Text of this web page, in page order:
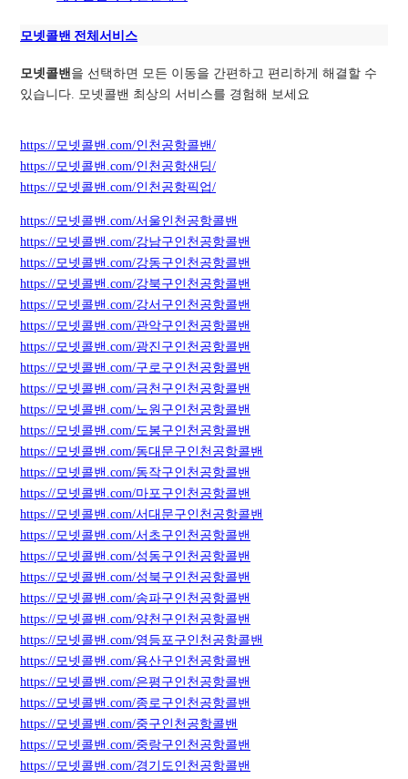
모넷콜밴 전체서비스
모넷콜밴을 선택하면 모든 이동을 간편하고 편리하게 해결할 수
있습니다. 모넷콜밴 최상의 서비스를 경험해 보세요
https://모넷콜밴.com/인천공항콜밴/
https://모넷콜밴.com/인천공항샌딩/
https://모넷콜밴.com/인천공항픽업/
https://모넷콜밴.com/서울인천공항콜밴
https://모넷콜밴.com/강남구인천공항콜밴
https://모넷콜밴.com/강동구인천공항콜밴
https://모넷콜밴.com/강북구인천공항콜밴
https://모넷콜밴.com/강서구인천공항콜밴
https://모넷콜밴.com/관악구인천공항콜밴
https://모넷콜밴.com/광진구인천공항콜밴
https://모넷콜밴.com/구로구인천공항콜밴
https://모넷콜밴.com/금천구인천공항콜밴
https://모넷콜밴.com/노원구인천공항콜밴
https://모넷콜밴.com/도봉구인천공항콜밴
https://모넷콜밴.com/동대문구인천공항콜밴
https://모넷콜밴.com/동작구인천공항콜밴
https://모넷콜밴.com/마포구인천공항콜밴
https://모넷콜밴.com/서대문구인천공항콜밴
https://모넷콜밴.com/서초구인천공항콜밴
https://모넷콜밴.com/성동구인천공항콜밴
https://모넷콜밴.com/성북구인천공항콜밴
https://모넷콜밴.com/송파구인천공항콜밴
https://모넷콜밴.com/양천구인천공항콜밴
https://모넷콜밴.com/영등포구인천공항콜밴
https://모넷콜밴.com/용산구인천공항콜밴
https://모넷콜밴.com/은평구인천공항콜밴
https://모넷콜밴.com/종로구인천공항콜밴
https://모넷콜밴.com/중구인천공항콜밴
https://모넷콜밴.com/중랑구인천공항콜밴
https://모넷콜밴.com/경기도인천공항콜밴